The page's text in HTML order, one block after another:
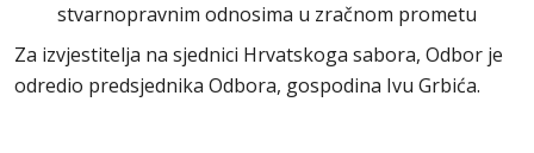
stvarnopravnim odnosima u zračnom prometu
Za izvjestitelja na sjednici Hrvatskoga sabora, Odbor je
odredio predsjednika Odbora, gospodina Ivu Grbića.